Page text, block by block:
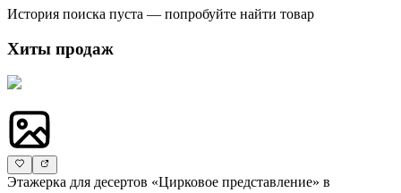
История поиска пуста — попробуйте найти товар
Хиты продаж
Этажерка для десертов «Цирковое представление» в